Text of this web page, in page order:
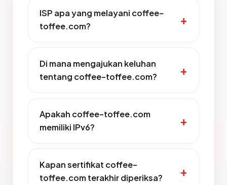
ISP apa yang melayani coffee-
toffee.com?
Di mana mengajukan keluhan
tentang coffee-toffee.com?
Apakah coffee-toffee.com
memiliki IPv6?
Kapan sertifikat coffee-
toffee.com terakhir diperiksa?